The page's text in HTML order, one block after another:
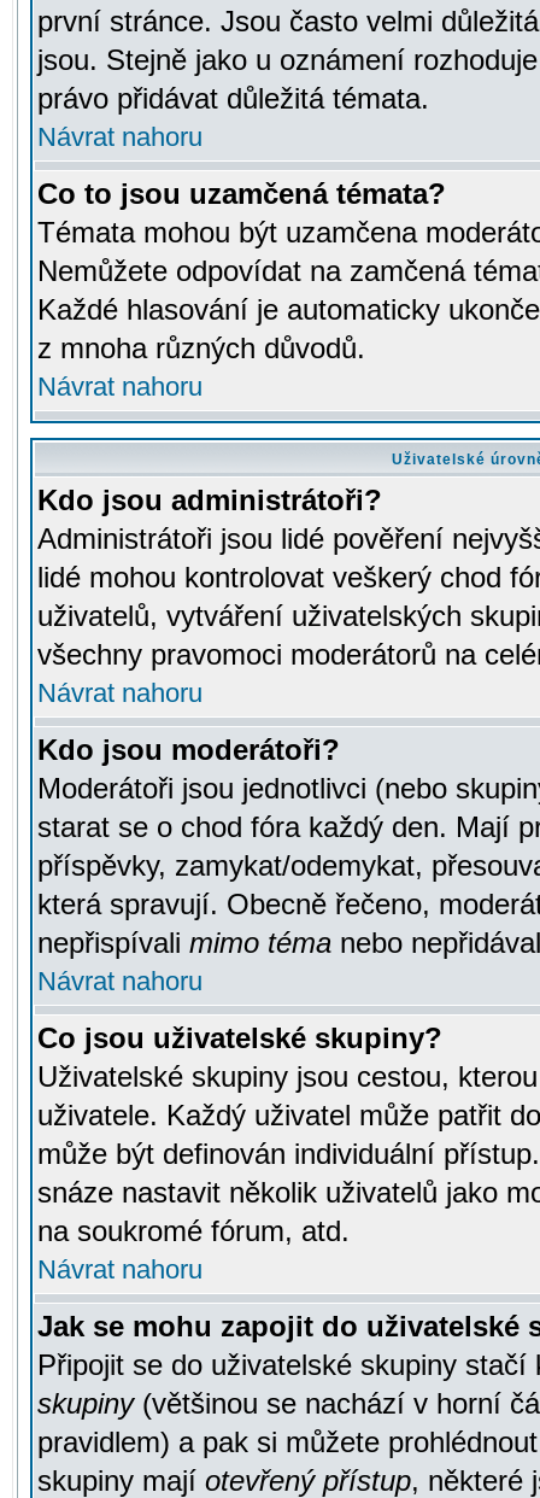
první stránce. Jsou často velmi
jsou. Stejně jako u oznámení
právo přidávat důležitá témata.
Návrat nahoru
Co to jsou uzamčená témata?
Témata mohou být uzamčena
Nemůžete odpovídat na zamčená
Každé hlasování je automaticky
z mnoha různých důvodů.
Návrat nahoru
Uživatelské
Kdo jsou administrátoři?
Administrátoři jsou lidé pověření
lidé mohou kontrolovat veškerý chod
uživatelů, vytváření uživatelských
všechny pravomoci moderátorů na
Návrat nahoru
Kdo jsou moderátoři?
Moderátoři jsou jednotlivci (nebo
starat se o chod fóra každý den. Mají
příspěvky, zamykat/odemykat,
která spravují. Obecně řečeno,
nepřispívali mimo téma nebo
Návrat nahoru
Co jsou uživatelské skupiny?
Uživatelské skupiny jsou cestou,
uživatele. Každý uživatel může patřit
může být definován individuální
snáze nastavit několik uživatelů jako
na soukromé fórum, atd.
Návrat nahoru
Jak se mohu zapojit do uživatelské
Připojit se do uživatelské skupiny
skupiny(většinou se nachází v horní
pravidlem) a pak si můžete
skupiny mají otevřený přístup, některé